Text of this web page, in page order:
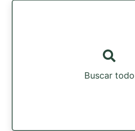
Buscar todo